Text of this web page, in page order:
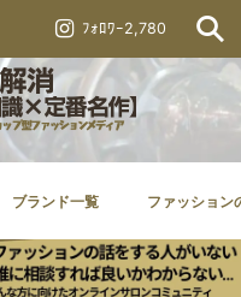
ﾌｫﾛﾜｰ2,780
ブランド一覧 ファッション